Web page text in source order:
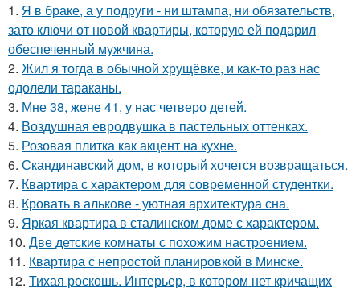
1. Я в браке, а у подруги - ни штампа, ни обязательств,
зато ключи от новой квартиры, которую ей подарил
обеспеченный мужчина.
2. Жил я тогда в обычной хрущёвке, и как-то раз нас
одолели тараканы.
3. Мне 38, жене 41, у нас четверо детей.
4. Воздушная евродвушка в пастельных оттенках.
5. Розовая плитка как акцент на кухне.
6. Скандинавский дом, в который хочется возвращаться.
7. Квартира с характером для современной студентки.
8. Кровать в алькове - уютная архитектура сна.
9. Яркая квартира в сталинском доме с характером.
10. Две детские комнаты с похожим настроением.
11. Квартира с непростой планировкой в Минске.
12. Тихая роскошь. Интерьер, в котором нет кричащих